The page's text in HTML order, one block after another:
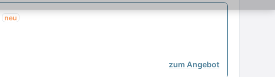
neu
zum Angebot